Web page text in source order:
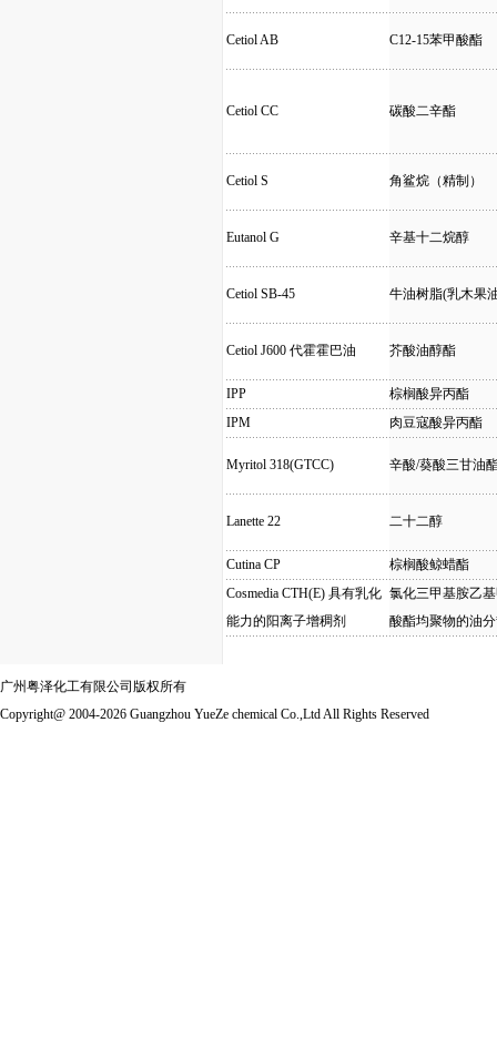
Cetiol AB C12-15苯甲酸酯
Cetiol CC 碳酸二辛酯
Cetiol S 角鲨烷（精制）
Eutanol G 辛基十二烷醇
Cetiol SB-45 牛油树脂(乳木果
Cetiol J600 代霍霍巴油 芥酸油醇酯
IPP
棕榈酸异丙酯
IPM
肉豆寇酸异丙酯
Myritol 318(GTCC) 辛酸/葵酸三甘油
Lanette 22 二十二醇
Cutina CP
棕榈酸鲸蜡酯
Cosmedia CTH(E) 具有乳化
能力的阳离子增稠剂
氯化三甲基胺乙
酸酯均聚物的油
广州粤泽化工有限公司版权所有
Copyright@ 2004-2026 Guangzhou YueZe chemical Co.,Ltd All Rights Reserved